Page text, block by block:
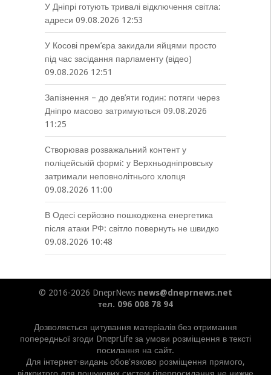
У Дніпрі готують тривалі відключення світла:
адреси 09.08.2026 12:53
У Косові прем’єра закидали яйцями просто
під час засідання парламенту (відео)
09.08.2026 12:51
Запізнення – до дев’яти годин: потяги через
Дніпро масово затримуються 09.08.2026
11:25
Створював розважальний контент у
поліцейській формі: у Верхньодніпровську
затримали неповнолітнього хлопця
09.08.2026 11:00
В Одесі серйозно пошкоджена енергетика
після атаки РФ: світло повернуть не швидко
09.08.2026 10:48
© 2016-2026 DneprNews news@dneprnews.net
тел. 096 008 78 94
Дозволяється цитування матеріалів без отримання
попередньої згоди DneprLife за умови розміщення в тексті
посилання на сайт.
Для інтернет-видань обов'язково розміщення прямого,